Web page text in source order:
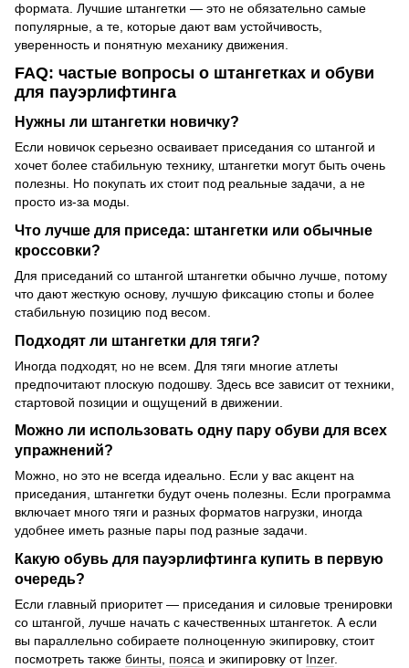
формата. Лучшие штангетки — это не обязательно самые
популярные, а те, которые дают вам устойчивость,
уверенность и понятную механику движения.
FAQ: частые вопросы о штангетках и обуви
для пауэрлифтинга
Нужны ли штангетки новичку?
Если новичок серьезно осваивает приседания со штангой и
хочет более стабильную технику, штангетки могут быть очень
полезны. Но покупать их стоит под реальные задачи, а не
просто из-за моды.
Что лучше для приседа: штангетки или обычные
кроссовки?
Для приседаний со штангой штангетки обычно лучше, потому
что дают жесткую основу, лучшую фиксацию стопы и более
стабильную позицию под весом.
Подходят ли штангетки для тяги?
Иногда подходят, но не всем. Для тяги многие атлеты
предпочитают плоскую подошву. Здесь все зависит от техники,
стартовой позиции и ощущений в движении.
Можно ли использовать одну пару обуви для всех
упражнений?
Можно, но это не всегда идеально. Если у вас акцент на
приседания, штангетки будут очень полезны. Если программа
включает много тяги и разных форматов нагрузки, иногда
удобнее иметь разные пары под разные задачи.
Какую обувь для пауэрлифтинга купить в первую
очередь?
Если главный приоритет — приседания и силовые тренировки
со штангой, лучше начать с качественных штангеток. А если
вы параллельно собираете полноценную экипировку, стоит
посмотреть также бинты пояса и экипировку от Inzer.